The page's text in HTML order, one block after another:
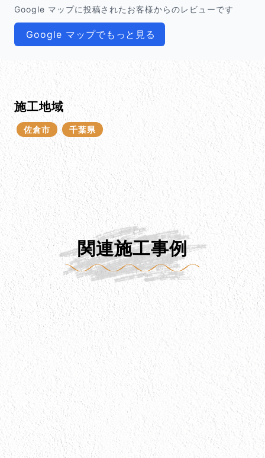
Google マップに投稿されたお客様からのレビューです
Google マップでもっと見る
施工地域
佐倉市 千葉県
関連施工事例